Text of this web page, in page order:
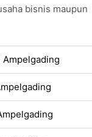
bisnis maupun
Ampelgading